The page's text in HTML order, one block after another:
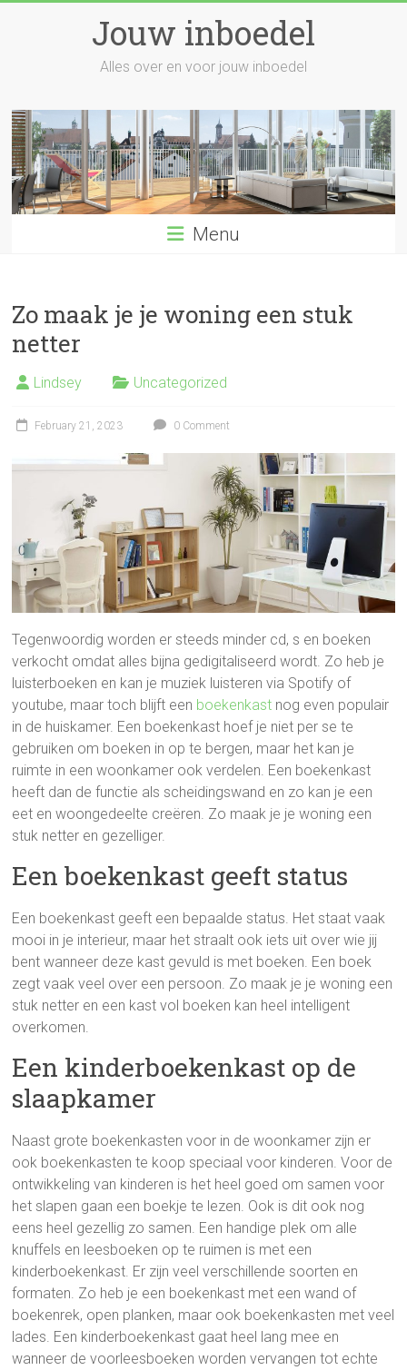
Jouw inboedel
Alles over en voor jouw inboedel
Menu
Zo maak je je woning een stuk
netter
Lindsey Uncategorized
February 21, 2023 0 Comment
Tegenwoordig worden er steeds minder cd, s en boeken
verkocht omdat alles bijna gedigitaliseerd wordt. Zo heb je
luisterboeken en kan je muziek luisteren via Spotify of
youtube, maar toch blijft een boekenkast nog even populair
in de huiskamer. Een boekenkast hoef je niet per se te
gebruiken om boeken in op te bergen, maar het kan je
ruimte in een woonkamer ook verdelen. Een boekenkast
heeft dan de functie als scheidingswand en zo kan je een
eet en woongedeelte creëren. Zo maak je je woning een
stuk netter en gezelliger.
Een boekenkast geeft status
Een boekenkast geeft een bepaalde status. Het staat vaak
mooi in je interieur, maar het straalt ook iets uit over wie jij
bent wanneer deze kast gevuld is met boeken. Een boek
zegt vaak veel over een persoon. Zo maak je je woning een
stuk netter en een kast vol boeken kan heel intelligent
overkomen.
Een kinderboekenkast op de
slaapkamer
Naast grote boekenkasten voor in de woonkamer zijn er
ook boekenkasten te koop speciaal voor kinderen. Voor de
ontwikkeling van kinderen is het heel goed om samen voor
het slapen gaan een boekje te lezen. Ook is dit ook nog
eens heel gezellig zo samen. Een handige plek om alle
knuffels en leesboeken op te ruimen is met een
kinderboekenkast. Er zijn veel verschillende soorten en
formaten. Zo heb je een boekenkast met een wand of
boekenrek, open planken, maar ook boekenkasten met veel
lades. Een kinderboekenkast gaat heel lang mee en
wanneer de voorleesboeken worden vervangen tot echte